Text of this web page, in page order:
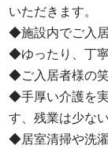
いただきます。
◆施設内でご入
◆ゆったり、丁
◆ご入居者様の
◆手厚い介護を
す、残業は少ない
◆居室清掃や洗